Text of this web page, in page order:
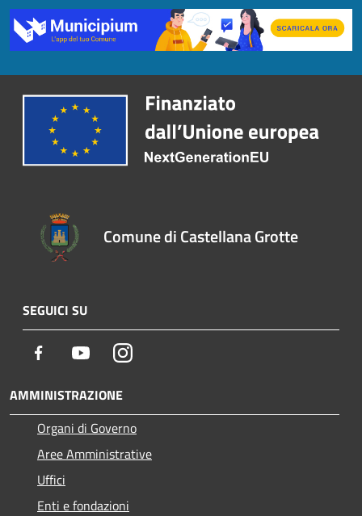
Comune di Castellana Grotte
SEGUICI SU
Facebook YoutubeInstagram
AMMINISTRAZIONE
Organi di Governo
Aree Amministrative
Uffici
Enti e fondazioni